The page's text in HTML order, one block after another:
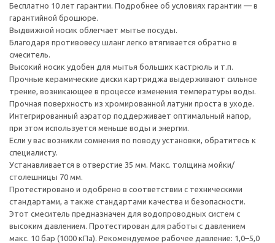
Бесплатно 10 лет гарантии. Подробнее об условиях гарантии — в
гарантийной брошюре.
Выдвижной носик облегчает мытье посуды.
Благодаря противовесу шланг легко втягивается обратно в
смеситель.
Высокий носик удобен для мытья больших кастрюль и т.п.
Прочные керамические диски картриджа выдерживают сильное
трение, возникающее в процессе изменения температуры воды.
Прочная поверхность из хромированной латуни проста в уходе.
Интегрированный аэратор поддерживает оптимальный напор,
при этом используется меньше воды и энергии.
Если у вас возникли сомнения по поводу установки, обратитесь к
специалисту.
Устанавливается в отверстие 35 мм. Макс. толщина мойки/
столешницы 70 мм.
Протестировано и одобрено в соответствии с техническими
стандартами, а также стандартами качества и безопасности.
Этот смеситель предназначен для водопроводных систем с
высоким давлением. Протестирован для работы с давлением
макс. 10 бар (1000 кПа). Рекомендуемое рабочее давление: 1,0–5,0